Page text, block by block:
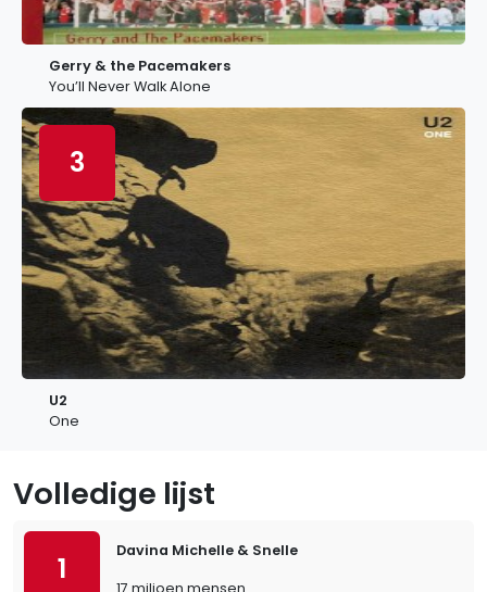
Gerry & the Pacemakers
You’ll Never Walk Alone
3
U2
One
Volledige lijst
1
Davina Michelle & Snelle
17 miljoen mensen